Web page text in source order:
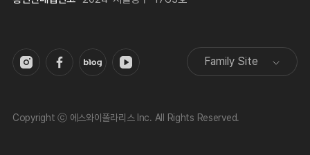
Family Site
Copyright ⓒ 에스와이폴라리스 Inc. All Rights Reserved.